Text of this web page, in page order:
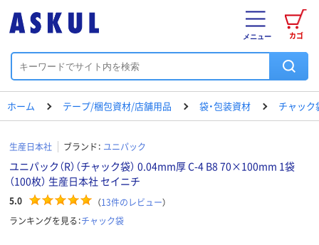
カゴ
メニュー
ホーム テープ/梱包資材/店舗用品 袋・包装資材 チャック
生産日本社 ブランド： ユニパック
ユニパック（R）（チャック袋） 0.04mm厚 C-4 B8 70×100mm 1袋
（100枚） 生産日本社 セイニチ
5.0 （13件のレビュー）
ランキングを見る：チャック袋